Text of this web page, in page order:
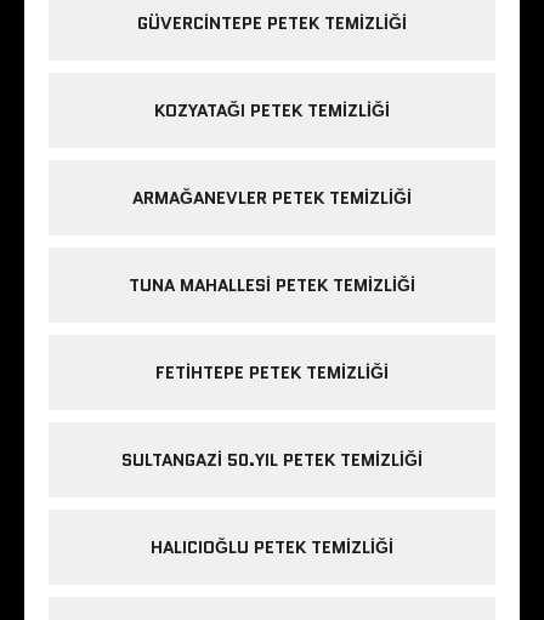
GÜVERCINTEPE PETEK TEMIZLIĞI
KOZYATAĞI PETEK TEMIZLIĞI
ARMAĞANEVLER PETEK TEMIZLIĞI
TUNA MAHALLESI PETEK TEMIZLIĞI
FETIHTEPE PETEK TEMIZLIĞI
SULTANGAZI 50.YIL PETEK TEMIZLIĞI
HALICIOĞLU PETEK TEMIZLIĞI